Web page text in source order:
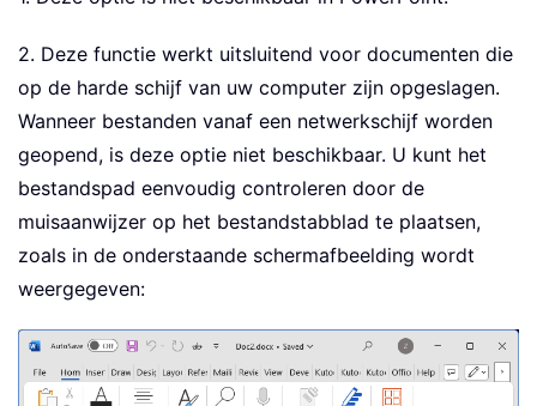
2. Deze functie werkt uitsluitend voor documenten die
op de harde schijf van uw computer zijn opgeslagen.
Wanneer bestanden vanaf een netwerkschijf worden
geopend, is deze optie niet beschikbaar. U kunt het
bestandspad eenvoudig controleren door de
muisaanwijzer op het bestandstabblad te plaatsen,
zoals in de onderstaande schermafbeelding wordt
weergegeven: